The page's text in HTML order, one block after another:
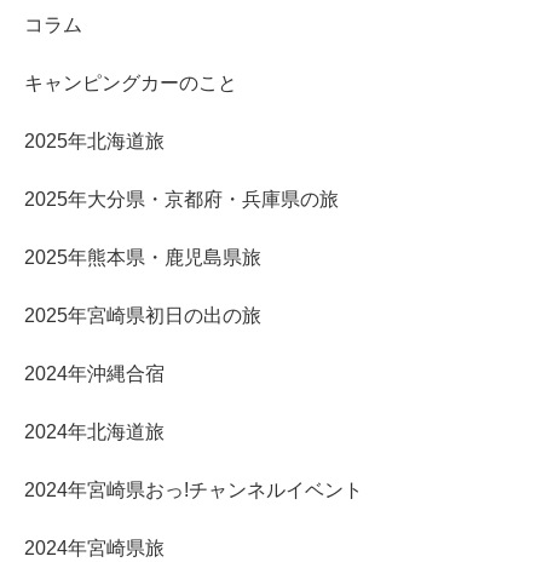
コラム
キャンピングカーのこと
2025年北海道旅
2025年大分県・京都府・兵庫県の旅
2025年熊本県・鹿児島県旅
2025年宮崎県初日の出の旅
2024年沖縄合宿
2024年北海道旅
2024年宮崎県おっ!チャンネルイベント
2024年宮崎県旅